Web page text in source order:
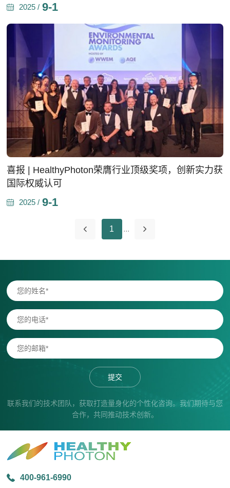
2025 / 9-1
喜报 | HealthyPhoton荣膺行业顶级奖项，创新实力获
国际权威认可
2025 / 9-1
1 ...
提交
联系我们的技术团队，获取打造量身化的个性化咨询。我们期待与您
合作，共同推动技术创新。
400-961-6990